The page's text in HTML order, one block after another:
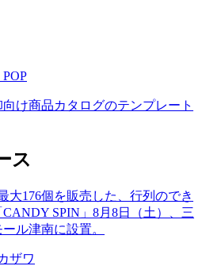
け商品カタログのテンプレート
ス
大176個を販売した、行列のでき
SPIN」8月8日（土）、三
ル津南に設置。
ザワ